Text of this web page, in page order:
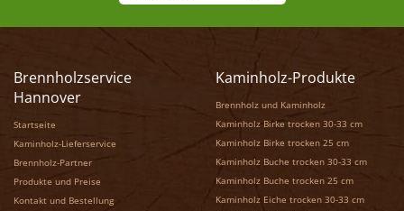
Brennholzservice
Hannover
Startseite
Kaminholz-Lieferservice
Brennholz-Partner
Produkte und Preise
Kontakt und Bestellung
Kaminholz-Produkte
Brennholz und Kaminholz
Kaminholz Birke trocken 30-33 cm
Kaminholz Birke trocken 25 cm
Kaminholz Buche trocken 30-33 cm
Kaminholz Buche trocken 25 cm
Kaminholz Eiche trocken 30-33 cm